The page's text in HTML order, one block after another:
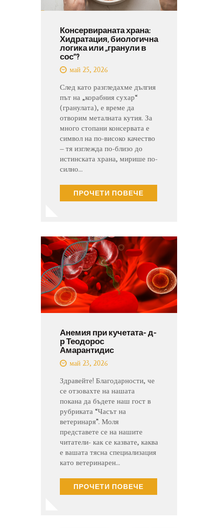
Консервираната храна:
Хидратация, биологична
логика или „гранули в
сос“?
май 25, 2026
След като разгледахме дългия
път на „корабния сухар“
(гранулата), е време да
отворим металната кутия. За
много стопани консервата е
символ на по-високо качество
– тя изглежда по-близо до
истинската храна, мирише по-
силно…
ПРОЧЕТИ ПОВЕЧЕ
Анемия при кучетата- д-
р Теодорос
Амарантидис
май 23, 2026
Здравейте! Благодарности, че
се отзовахте на нашата
покана да бъдете наш гост в
рубриката “Часът на
ветеринаря”. Моля
представете се на нашите
читатели- как се казвате, каква
е вашата тясна специализация
като ветеринарен…
ПРОЧЕТИ ПОВЕЧЕ